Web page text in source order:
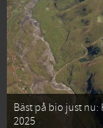
Bäst på bio just
2025